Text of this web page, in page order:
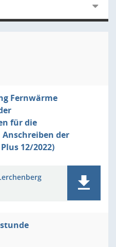
Fernwärme
für die
der
12/2022)